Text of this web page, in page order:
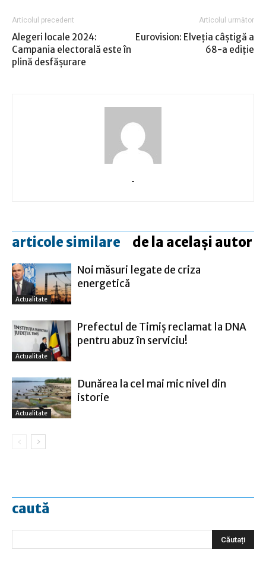
Articolul precedent
Alegeri locale 2024:
Campania electorală este în
plină desfăşurare
Articolul următor
Eurovision: Elveţia câştigă a
68-a ediţie
-
articole similare de la același autor
Actualitate
Noi măsuri legate de criza
energetică
Actualitate
Prefectul de Timiş reclamat la DNA
pentru abuz în serviciu!
Actualitate
Dunărea la cel mai mic nivel din
istorie
caută